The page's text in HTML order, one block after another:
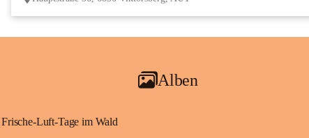
Alben
Frische-Luft-Tage im Wald